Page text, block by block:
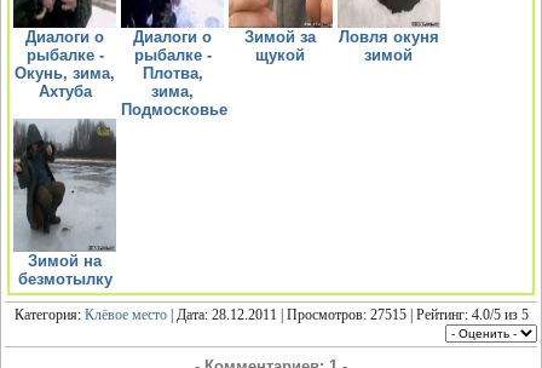
Диалоги о
рыбалке -
Окунь, зима,
Ахтуба
Диалоги о
рыбалке -
Плотва,
зима,
Подмосковье
Зимой за
щукой
Ловля окуня
зимой
Зимой на
безмотылку
Категория: Клёвое место| Дата: 28.12.2011 | Просмотров: 27515 | Рейтинг: 4.0/5из 5